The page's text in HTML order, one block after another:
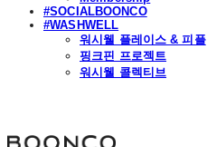
#SOCIALBOONCO
#WASHWELL
워시웰 플레이스 & 피플
핑크핀 프로젝트
워시웰 콜렉티브